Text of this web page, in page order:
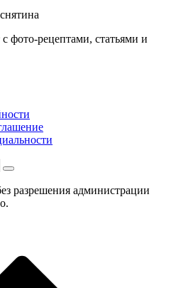
фото-рецептами, статьями и
разрешения администрации